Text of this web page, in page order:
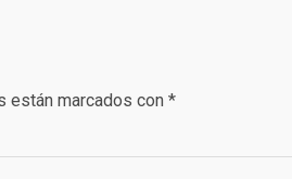
están marcados con *